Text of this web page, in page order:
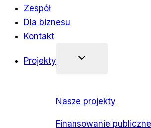
Zespół
Dla biznesu
Kontakt
Projekty
Nasze projekty
Finansowanie publiczne